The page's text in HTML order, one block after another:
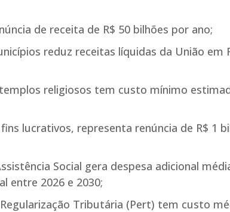
de receita de R$ 50 bilhões por ano;
reduz receitas líquidas da União em
religiosos tem custo mínimo
lucrativos, representa renúncia de R$ 1
Social gera despesa adicional
entre 2026 e 2030;
Tributária (Pert) tem custo